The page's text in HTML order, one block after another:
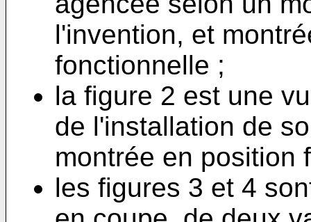
l'invention, et
fonctionnelle ;
la figure 2 est une
de l'installation de
montrée en position
les figures 3 et 4